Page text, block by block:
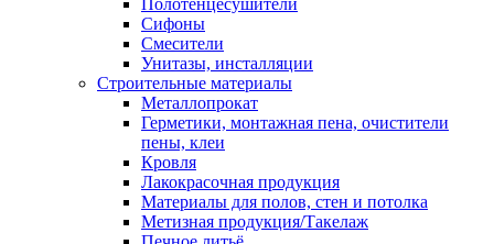
Полотенцесушители
Сифоны
Смесители
Унитазы, инсталляции
Строительные материалы
Металлопрокат
Герметики, монтажная пена, очистители
пены, клеи
Кровля
Лакокрасочная продукция
Материалы для полов, стен и потолка
Метизная продукция/Такелаж